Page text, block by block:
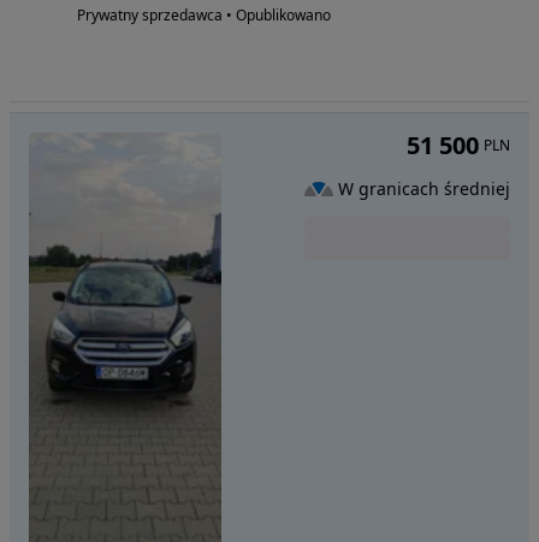
Prywatny sprzedawca • Opublikowano
51 500 PLN
W granicach średniej